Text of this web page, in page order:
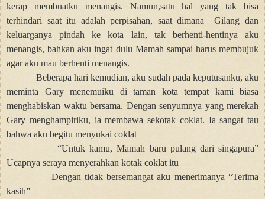
kerap membuatku menangis. Namun,satu hal yang tak bisa
terhindari saat itu adalah perpisahan, saat dimana
Gilang dan
keluarganya pindah ke kota lain, tak berhenti-hentinya aku
menangis, bahkan aku ingat dulu Mamah sampai harus membujuk
agar aku mau berhenti menangis.
Beberapa hari kemudian, aku sudah pada keputusanku, aku
meminta Gary menemuiku di taman kota tempat kami biasa
menghabiskan waktu bersama. Dengan senyumnya yang merekah
Gary menghampiriku, ia membawa sekotak coklat. Ia sangat tau
bahwa aku begitu menyukai coklat
“Untuk kamu, Mamah baru pulang dari singapura”
Ucapnya seraya menyerahkan kotak coklat itu
Dengan tidak bersemangat aku menerimanya “Terima
kasih”